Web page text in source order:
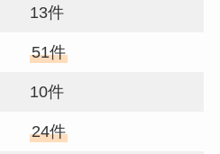
13件
51件
10件
24件